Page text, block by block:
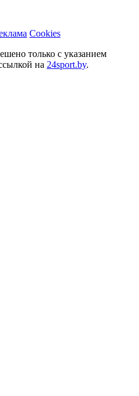
Cookies
только с указанием
на 24sport.by.